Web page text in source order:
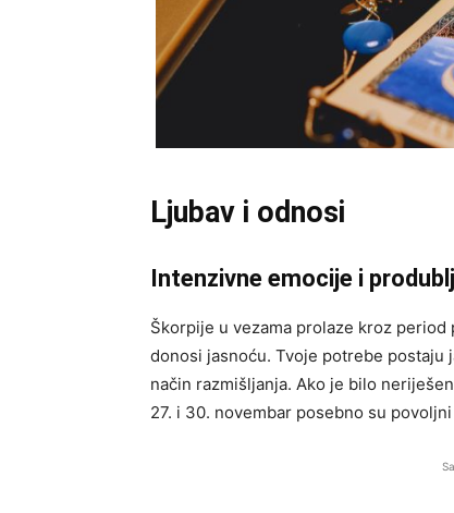
Ljubav i odnosi
Intenzivne emocije i
Škorpije u vezama prolaze kroz period
donosi jasnoću. Tvoje potrebe
način razmišljanja. Ako je bilo
27. i 30. novembar posebno su